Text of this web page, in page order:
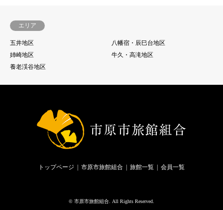
エリア
五井地区
八幡宿・辰巳台地区
姉崎地区
牛久・高滝地区
養老渓谷地区
トップページ 市原市旅館組合 旅館一覧 会員一覧
© 市原市旅館組合 . All Rights Reserved.